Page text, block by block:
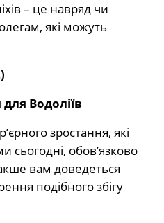
– це навряд чи
які можуть
Водоліїв
зростання, які
сьогодні, обов’язково
вам доведеться
подібного збігу